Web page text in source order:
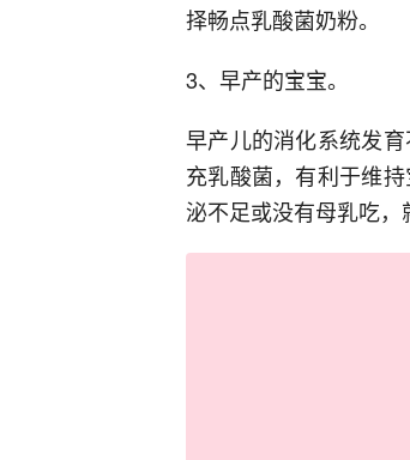
择畅点乳酸菌奶粉。
3、早产的宝宝。
早产儿的消化系统发
充乳酸菌，有利于维
泌不足或没有母乳吃，